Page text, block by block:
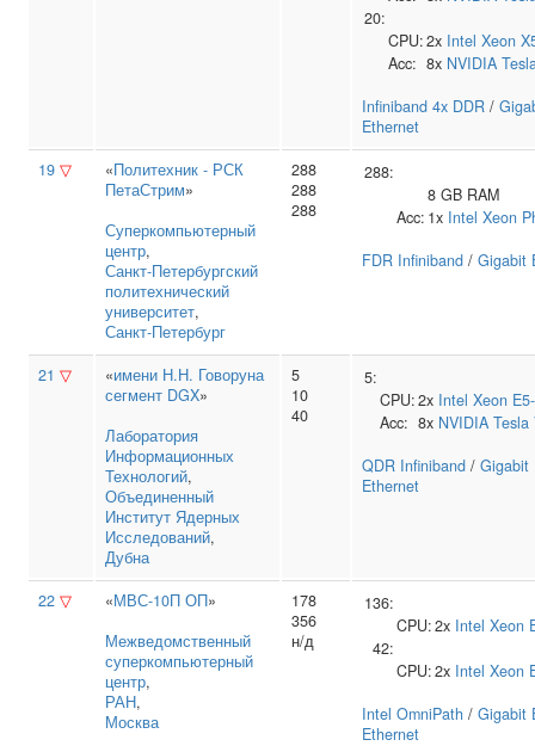
20:
CPU:2x Intel Xeon
Acc: 8x NVIDIA
Infiniband 4x DDR /
Ethernet
19 ▽ «Политехник - РСК
ПетаСтрим»
Суперкомпьютерный
центр,
Санкт‑Петербургский
политехнический
университет,
Санкт-Петербург
288
288
288
288:
8 GB RAM
Acc: 1x Intel Xeon
FDR Infiniband / Gigabit
21 ▽ «имени Н.Н. Говоруна
сегмент DGX»
Лаборатория
Информационных
Технологий,
Объединенный
Институт Ядерных
Исследований,
Дубна
5
10
40
5:
CPU:2x Intel Xeon
Acc: 8x NVIDIA Tesla
QDR Infiniband / Gigabit
Ethernet
22 ▽ «МВС-10П ОП»
Межведомственный
суперкомпьютерный
центр,
РАН,
Москва
178
356
н/д
136:
CPU:2x Intel Xeon
42:
CPU:2x Intel Xeon
Intel OmniPath / Gigabit
Ethernet